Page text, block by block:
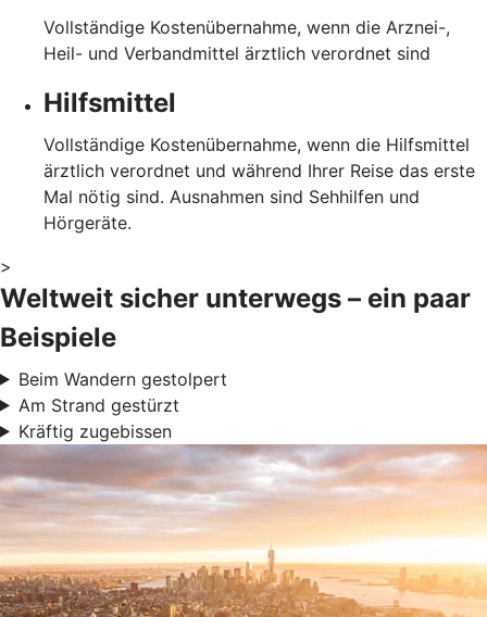
Vollständige Kostenübernahme, wenn die Arznei-,
Heil- und Verbandmittel ärztlich verordnet sind
Hilfsmittel
Vollständige Kostenübernahme, wenn die Hilfsmittel
ärztlich verordnet und während Ihrer Reise das erste
Mal nötig sind. Ausnahmen sind Sehhilfen und
Hörgeräte.
>
Weltweit sicher unterwegs – ein paar
Beispiele
Beim Wandern gestolpert
Am Strand gestürzt
Kräftig zugebissen